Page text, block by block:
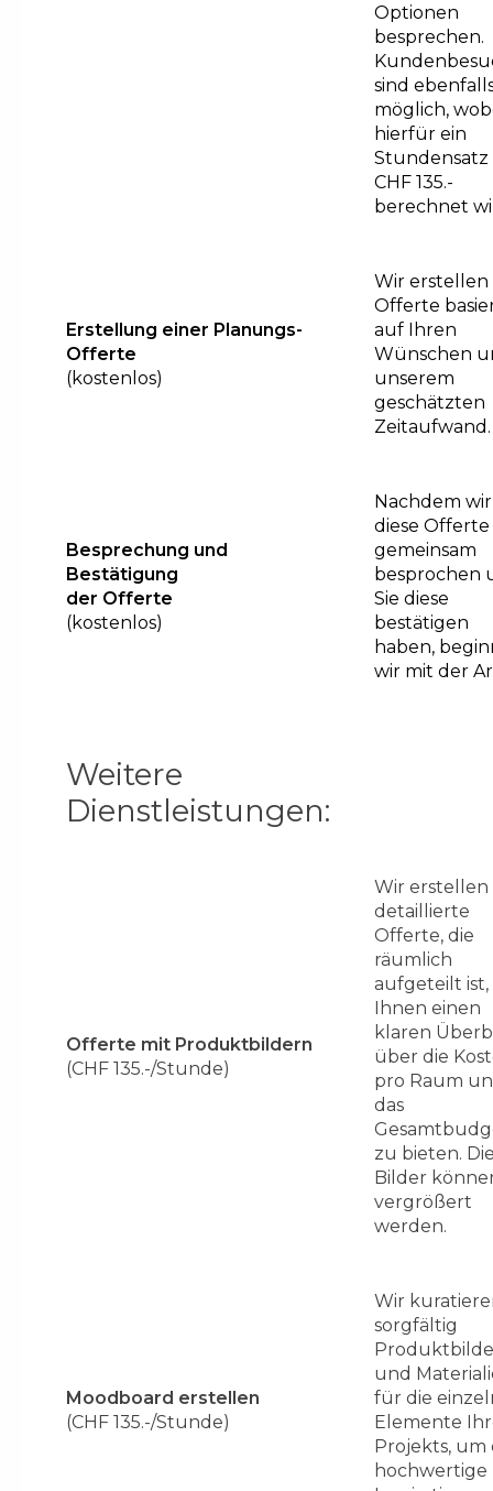
Optionen
besprechen.
sind
möglich,
hierfür ein
Stundensatz
CHF 135.-
berechnet
Erstellung einer Planungs-
Offerte
(kostenlos)
Wir erstellen
Offerte
auf Ihren
Wünschen
unserem
geschätzten
Zeitaufwand.
Besprechung und
Bestätigung
der Offerte
(kostenlos)
Nachdem wir
diese Offerte
gemeinsam
besprochen
Sie diese
bestätigen
haben,
wir mit der
Weitere
Dienstleistungen:
Offerte mit Produktbildern
(CHF 135.-/Stunde)
Wir erstellen
detaillierte
Offerte, die
räumlich
aufgeteilt
Ihnen einen
klaren
über die
pro Raum
das
zu bieten.
Bilder
vergrößert
werden.
Moodboard erstellen
(CHF 135.-/Stunde)
Wir
sorgfältig
und
für die
Elemente
Projekts, um
hochwertige